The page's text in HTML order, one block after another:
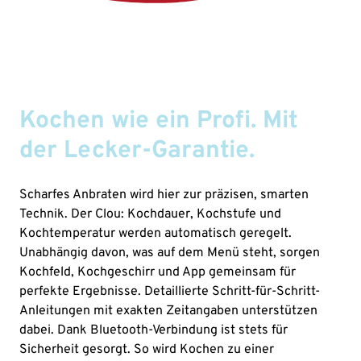
Kochen wie ein Profi. Mit
der Lecker-Garantie.
Scharfes Anbraten wird hier zur präzisen, smarten
Technik. Der Clou: Kochdauer, Kochstufe und
Kochtemperatur werden automatisch geregelt.
Unabhängig davon, was auf dem Menü steht, sorgen
Kochfeld, Kochgeschirr und App gemeinsam für
perfekte Ergebnisse. Detaillierte Schritt-für-Schritt-
Anleitungen mit exakten Zeitangaben unterstützen
dabei. Dank Bluetooth-Verbindung ist stets für
Sicherheit gesorgt. So wird Kochen zu einer